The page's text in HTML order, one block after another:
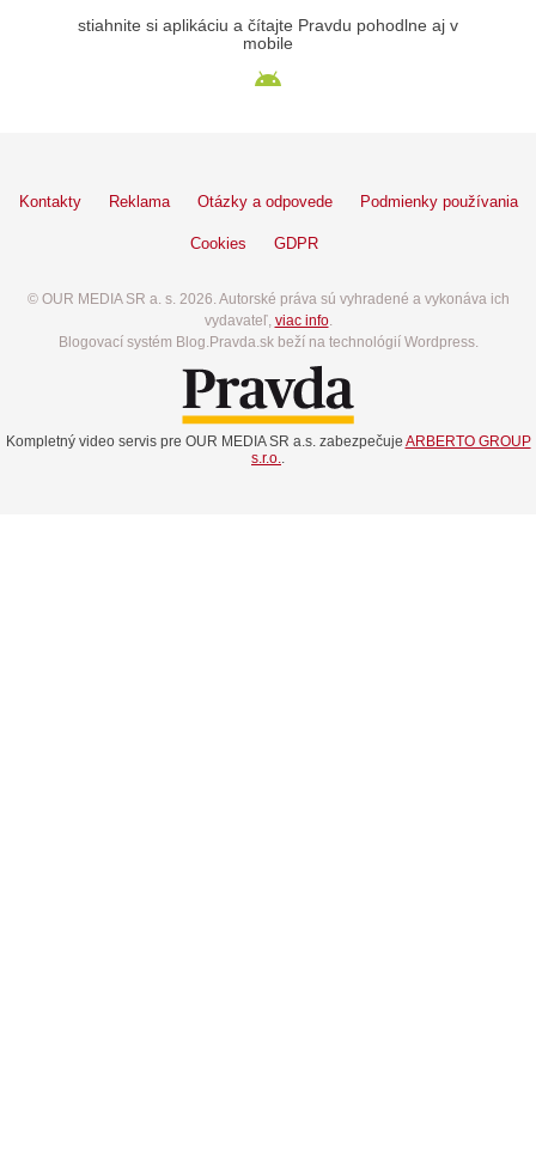
stiahnite si aplikáciu a čítajte Pravdu pohodlne aj v
mobile
Kontakty Reklama Otázky a odpovede Podmienky používania
Cookies GDPR
© OUR MEDIA SR a. s. 2026. Autorské práva sú vyhradené a vykonáva ich
vydavateľ, viac info.
Blogovací systém Blog.Pravda.sk beží na technológií Wordpress.
Kompletný video servis pre OUR MEDIA SR a.s. zabezpečuje ARBERTO GROUP
s.r.o..